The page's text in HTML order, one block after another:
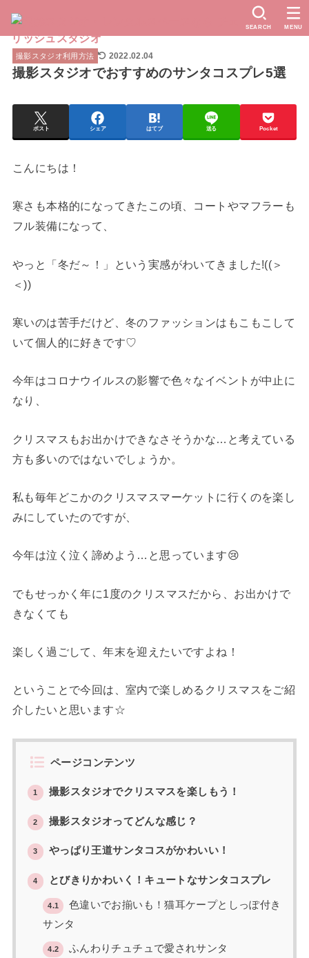
SEARCH MENU
撮影スタジオ利用方法 2022.02.04
撮影スタジオでおすすめのサンタコスプレ5選
ポスト シェア はてブ 送る Pocket
こんにちは！
寒さも本格的になってきたこの頃、コートやマフラーも
フル装備になって、
やっと「冬だ～！」という実感がわいてきました!((＞
＜))
寒いのは苦手だけど、冬のファッションはもこもこして
いて個人的に好きです♡
今年はコロナウイルスの影響で色々なイベントが中止に
なり、
クリスマスもお出かけできなさそうかな…と考えている
方も多いのではないでしょうか。
私も毎年どこかのクリスマスマーケットに行くのを楽し
みにしていたのですが、
今年は泣く泣く諦めよう…と思っています😢
でもせっかく年に1度のクリスマスだから、お出かけで
きなくても
楽しく過ごして、年末を迎えたいですよね！
ということで今回は、室内で楽しめるクリスマスをご紹
介したいと思います☆
ページコンテンツ
1 撮影スタジオでクリスマスを楽しもう！
2 撮影スタジオってどんな感じ？
3 やっぱり王道サンタコスがかわいい！
4 とびきりかわいく！キュートなサンタコスプレ
4.1
色違いでお揃いも！猫耳ケープとしっぽ付き
サンタ
4.2 ふんわりチュチュで愛されサンタ